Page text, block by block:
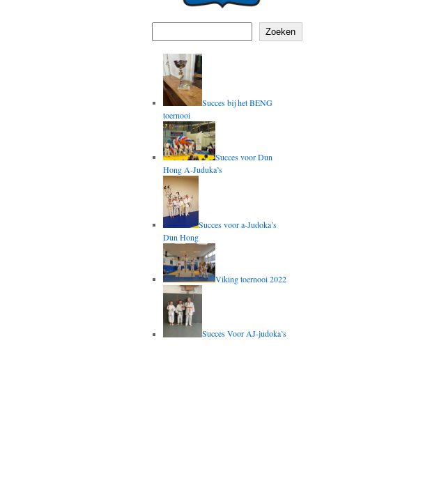
Zoeken
Succes bij het BENG
toernooi
Succes voor Dun
Hong A-Juduka’s
Succes voor a-Judoka’s
Dun Hong
Viking toernooi 2022
Succes Voor AJ-judoka’s